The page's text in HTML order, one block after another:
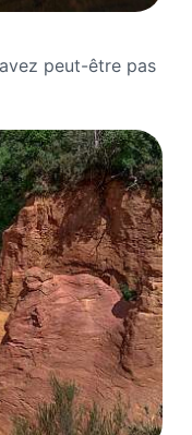
peut-être pas